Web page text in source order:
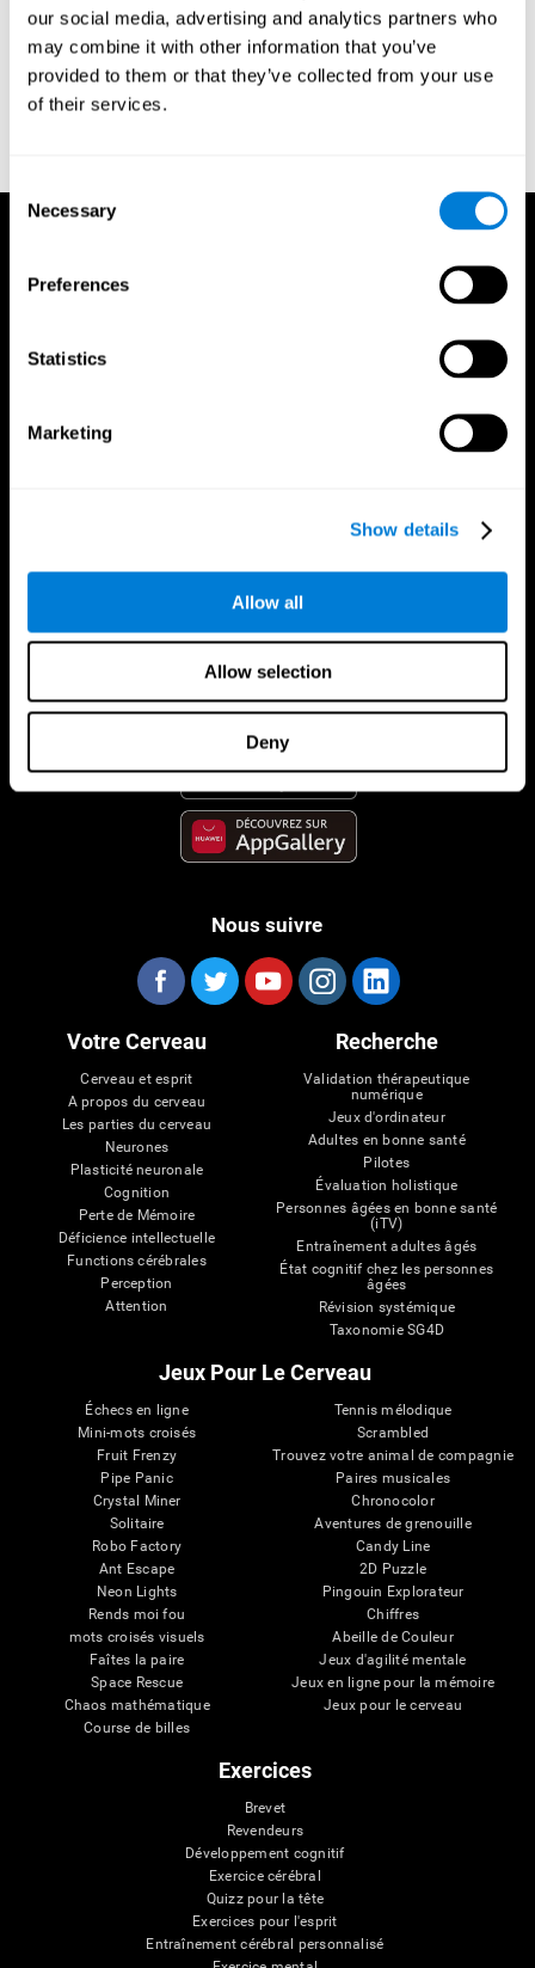
our social media, advertising and analytics partners who
may combine it with other information that you’ve
provided to them or that they’ve collected from your use
of their services.
Selection
Necessary
Preferences
Statistics
Marketing
Show details
Allow all
Allow selection
Deny
Hooper, H. E. (1983). Hooper Visual Organization Test Manual.
Los Angeles, CA: Western Psychological Services.
Merten, T. (2004). A Short Version of the Hooper Visual
Organization Test: Reliability and Validity. Applied
App CogniFit
Nous suivre
Votre Cerveau
Cerveau et esprit
A propos du cerveau
Les parties du cerveau
Neurones
Plasticité neuronale
Cognition
Perte de Mémoire
Déficience intellectuelle
Functions cérébrales
Perception
Attention
Recherche
Validation thérapeutique
numérique
Jeux d'ordinateur
Adultes en bonne santé
Pilotes
Évaluation holistique
Personnes âgées en bonne santé
(iTV)
Entraînement adultes âgés
État cognitif chez les personnes
âgées
Révision systémique
Taxonomie SG4D
Jeux Pour Le Cerveau
Échecs en ligne
Mini-mots croisés
Fruit Frenzy
Pipe Panic
Crystal Miner
Solitaire
Robo Factory
Ant Escape
Neon Lights
Rends moi fou
mots croisés visuels
Faîtes la paire
Space Rescue
Chaos mathématique
Course de billes
Tennis mélodique
Scrambled
Trouvez votre animal de compagnie
Paires musicales
Chronocolor
Aventures de grenouille
Candy Line
2D Puzzle
Pingouin Explorateur
Chiffres
Abeille de Couleur
Jeux d'agilité mentale
Jeux en ligne pour la mémoire
Jeux pour le cerveau
Exercices
Brevet
Revendeurs
Développement cognitif
Exercice cérébral
Quizz pour la tête
Exercices pour l'esprit
Entraînement cérébral personnalisé